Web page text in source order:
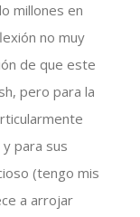
millones en
no muy
de que este
pero para la
para sus
(tengo mis
a arrojar